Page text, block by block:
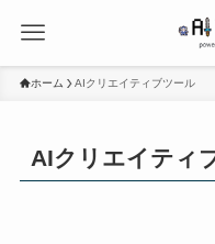
ホーム AIクリエイティブツール
AIクリエイティ